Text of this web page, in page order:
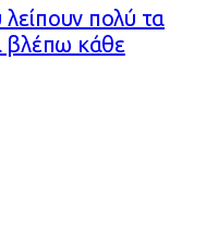
πολύ τα
βλέπω κάθε